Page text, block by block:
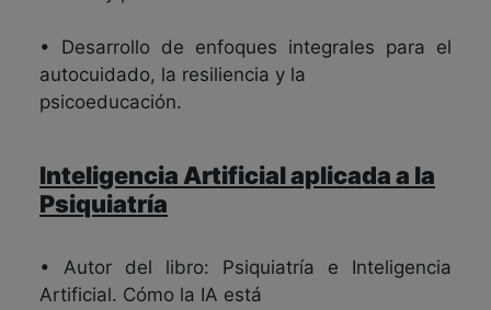
• Desarrollo de enfoques integrales para el
autocuidado, la resiliencia y la
psicoeducación.
Inteligencia Artificial aplicada a la
Psiquiatría
• Autor del libro: Psiquiatría e Inteligencia
Artificial. Cómo la IA está